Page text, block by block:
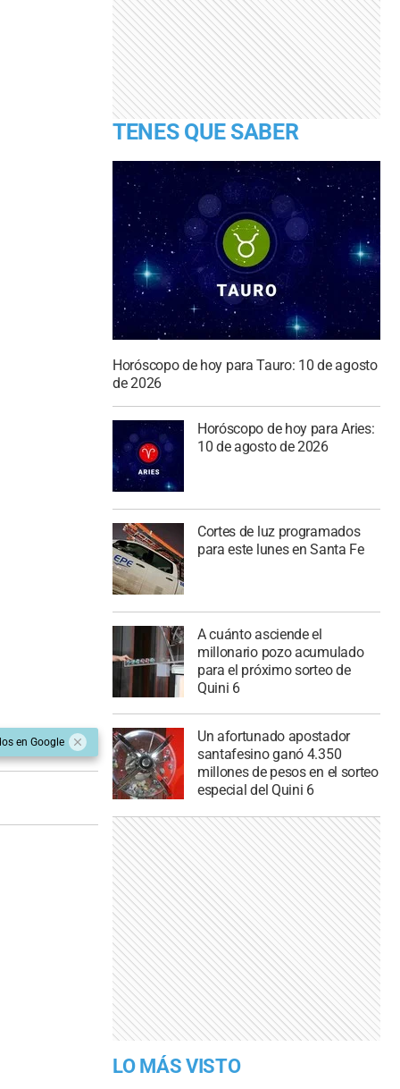
en Google
TENES QUE SABER
Horóscopo de hoy para Tauro: 10 de agosto
de 2026
Horóscopo de hoy para Aries:
10 de agosto de 2026
Cortes de luz programados
para este lunes en Santa Fe
A cuánto asciende el
millonario pozo acumulado
para el próximo sorteo de
Quini 6
Un afortunado apostador
santafesino ganó 4.350
millones de pesos en el sorteo
especial del Quini 6
LO MÁS VISTO